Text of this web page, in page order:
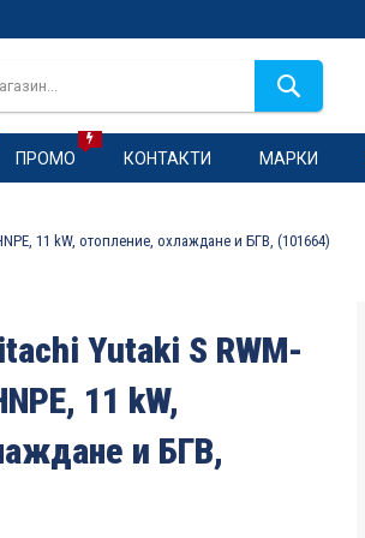
ПРОМО КОНТАКТИ МАРКИ
11 kW, отопление, охлаждане и БГВ, (101664)
Yutaki S RWM-
11 kW,
и БГВ,